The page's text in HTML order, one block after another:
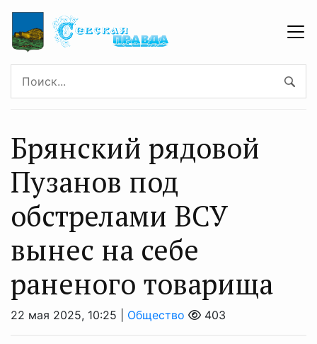
Брянский рядовой
Пузанов под
обстрелами ВСУ
вынес на себе
раненого товарища
22 мая 2025, 10:25 | Общество 403